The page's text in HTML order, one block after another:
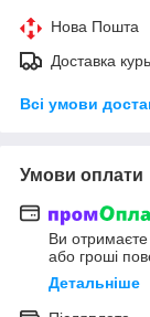
Нова Пошта
Доставка
Всі умови
Умови оплати
Ви
або гроші
Детальніше